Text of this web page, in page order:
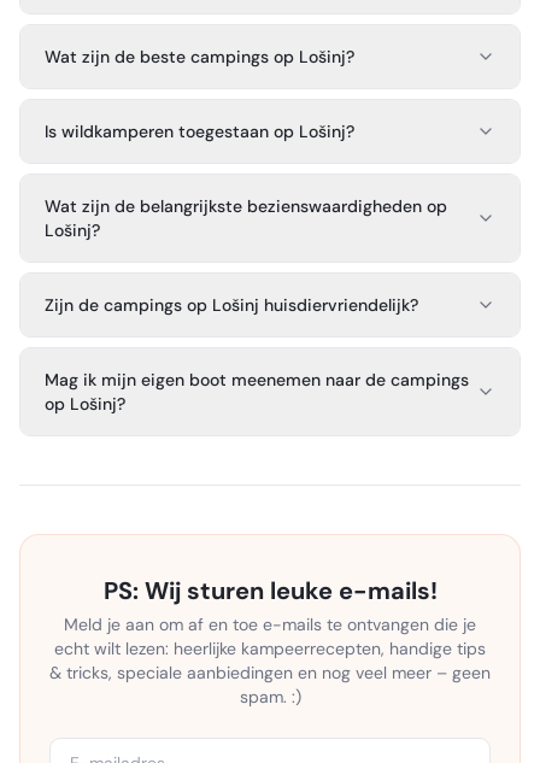
Wat zijn de beste campings op Lošinj?
Is wildkamperen toegestaan op Lošinj?
Wat zijn de belangrijkste bezienswaardigheden op
Lošinj?
Zijn de campings op Lošinj huisdiervriendelijk?
Mag ik mijn eigen boot meenemen naar de campings
op Lošinj?
PS: Wij sturen leuke e-mails!
Meld je aan om af en toe e-mails te ontvangen die je
echt wilt lezen: heerlijke kampeerrecepten, handige tips
& tricks, speciale aanbiedingen en nog veel meer – geen
spam. :)